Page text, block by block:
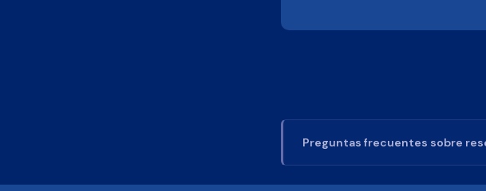
Preguntas frecuentes sobre